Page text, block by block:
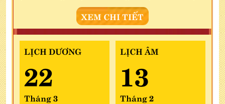
XEM CHI TIẾT
LỊCH DƯƠNG
22
Tháng 3
LỊCH ÂM
13
Tháng 2